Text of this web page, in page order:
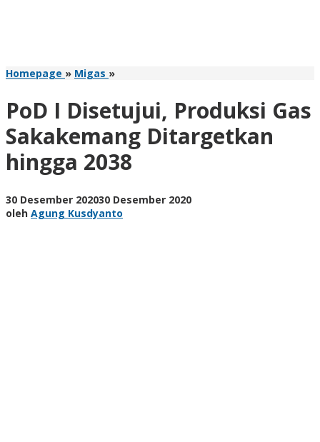
Homepage » Migas »PoD
Disetujui,
Produksi
Gas
Sakakemang
Ditargetkan
hingga
PoD I Disetujui, Produksi Gas
Sakakemang Ditargetkan
hingga 2038
30 Desember 202030 Desember 2020oleh
oleh Agung Kusdyanto